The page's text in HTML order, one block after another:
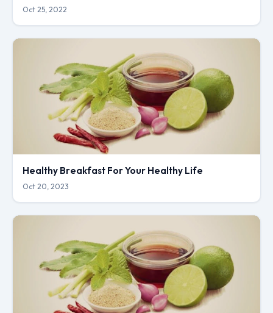
Oct 25, 2022
Healthy Breakfast For Your Healthy Life
Oct 20, 2023